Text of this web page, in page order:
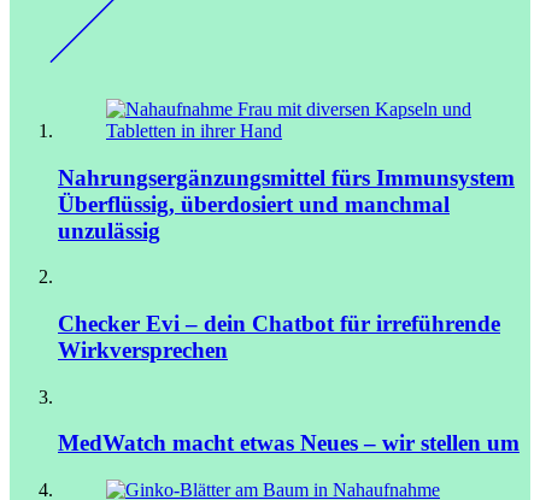
Nahrungsergänzungsmittel fürs Immunsystem
Überflüssig, überdosiert und manchmal
unzulässig
Checker Evi – dein Chatbot für irreführende
Wirkversprechen
MedWatch macht etwas Neues – wir stellen um